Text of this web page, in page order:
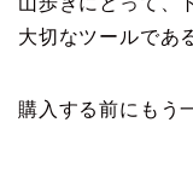
大切なツールであ
購入する前にもう